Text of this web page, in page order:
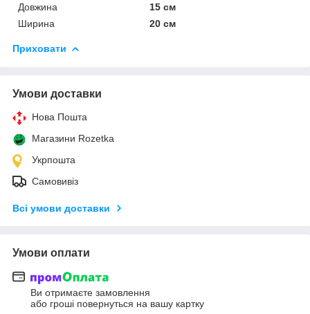
Довжина
15 см
Ширина
20 см
Приховати
Умови доставки
Нова Пошта
Магазини Rozetka
Укрпошта
Самовивіз
Всі умови доставки
Умови оплати
Ви отримаєте замовлення
або гроші повернуться на вашу картку